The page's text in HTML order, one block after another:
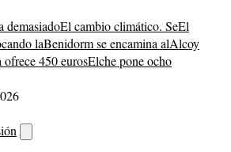
demasiadoEl cambio climático. SeEl
laBenidorm se encamina alAlcoy
450 eurosElche pone ocho
buscador